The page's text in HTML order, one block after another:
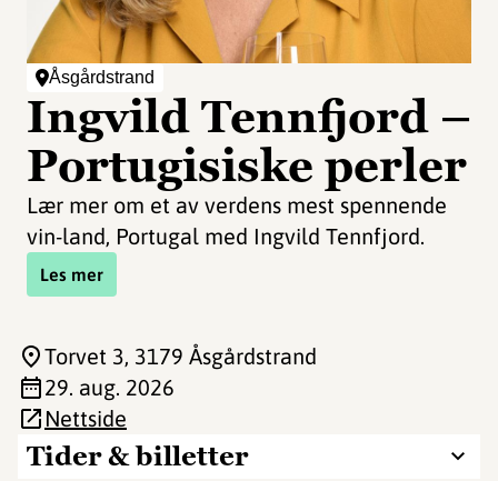
Åsgårdstrand
Ingvild Tennfjord –
Portugisiske perler
Lær mer om et av verdens mest spennende
vin-land, Portugal med Ingvild Tennfjord.
Les mer
Tider & billetter
Torvet 3, 3179 Åsgårdstrand
29. aug. 2026
Nettside